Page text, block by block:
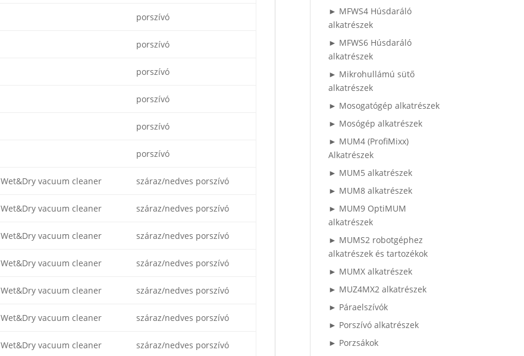
porszívó
porszívó
porszívó
porszívó
porszívó
porszívó
Wet&Dry vacuum cleaner száraz/nedves porszívó
Wet&Dry vacuum cleaner száraz/nedves porszívó
Wet&Dry vacuum cleaner száraz/nedves porszívó
Wet&Dry vacuum cleaner száraz/nedves porszívó
Wet&Dry vacuum cleaner száraz/nedves porszívó
Wet&Dry vacuum cleaner száraz/nedves porszívó
Wet&Dry vacuum cleaner száraz/nedves porszívó
► MFWS4 Húsdaráló
alkatrészek
► MFWS6 Húsdaráló
alkatrészek
► Mikrohullámú sütő
alkatrészek
► Mosogatógép alkatrészek
► Mosógép alkatrészek
► MUM4 (ProfiMixx)
Alkatrészek
► MUM5 alkatrészek
► MUM8 alkatrészek
► MUM9 OptiMUM
alkatrészek
► MUMS2 robotgéphez
alkatrészek és tartozékok
► MUMX alkatrészek
► MUZ4MX2 alkatrészek
► Páraelszívók
► Porszívó alkatrészek
► Porzsákok